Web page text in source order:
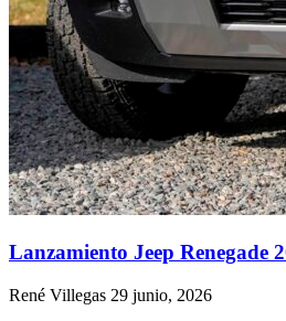
Lanzamiento Jeep Renegade
René Villegas 29 junio, 2026